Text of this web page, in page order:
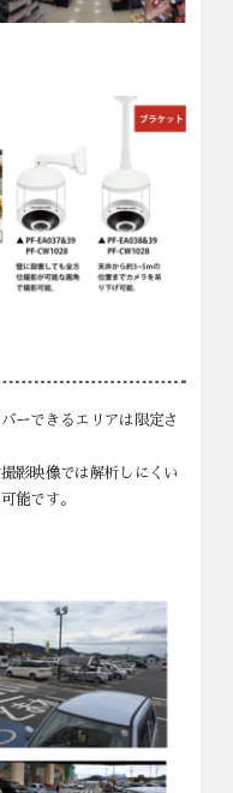
カバーできるエリアは限定さ
、
瞰撮影映像では解析しにくい
も可能です。